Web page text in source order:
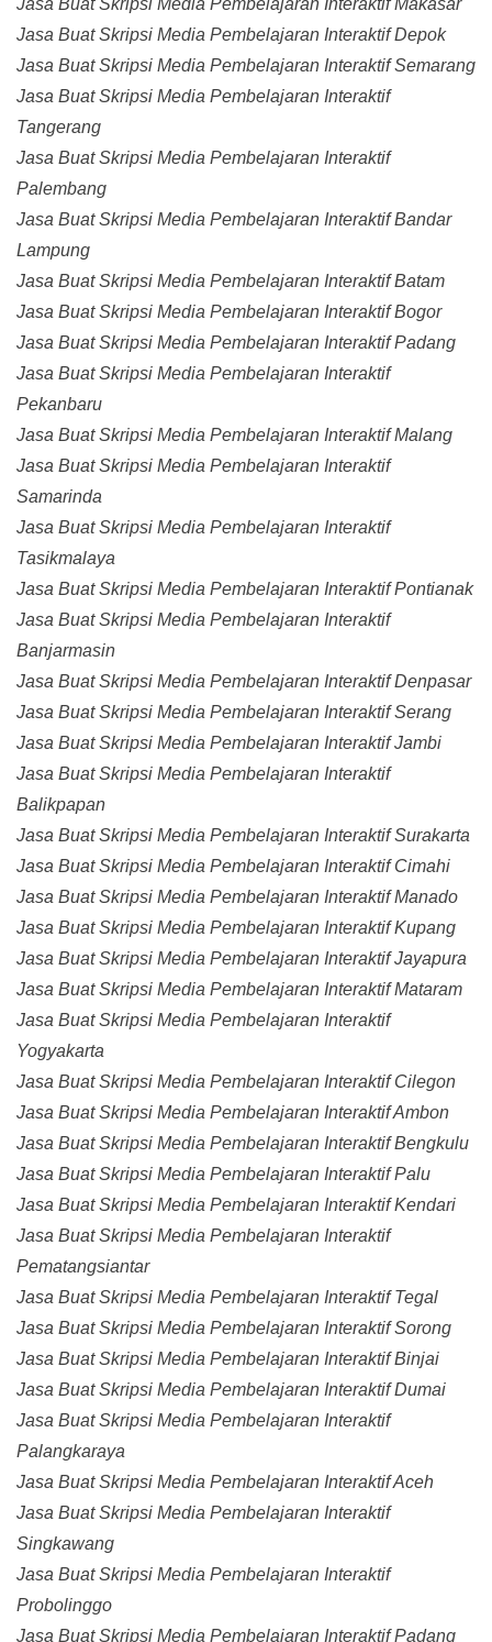
Jasa Buat Skripsi Media Pembelajaran Interaktif Makasar
Jasa Buat Skripsi Media Pembelajaran Interaktif Depok
Jasa Buat Skripsi Media Pembelajaran Interaktif Semarang
Jasa Buat Skripsi Media Pembelajaran Interaktif
Tangerang
Jasa Buat Skripsi Media Pembelajaran Interaktif
Palembang
Jasa Buat Skripsi Media Pembelajaran Interaktif Bandar
Lampung
Jasa Buat Skripsi Media Pembelajaran Interaktif Batam
Jasa Buat Skripsi Media Pembelajaran Interaktif Bogor
Jasa Buat Skripsi Media Pembelajaran Interaktif Padang
Jasa Buat Skripsi Media Pembelajaran Interaktif
Pekanbaru
Jasa Buat Skripsi Media Pembelajaran Interaktif Malang
Jasa Buat Skripsi Media Pembelajaran Interaktif
Samarinda
Jasa Buat Skripsi Media Pembelajaran Interaktif
Tasikmalaya
Jasa Buat Skripsi Media Pembelajaran Interaktif Pontianak
Jasa Buat Skripsi Media Pembelajaran Interaktif
Banjarmasin
Jasa Buat Skripsi Media Pembelajaran Interaktif Denpasar
Jasa Buat Skripsi Media Pembelajaran Interaktif Serang
Jasa Buat Skripsi Media Pembelajaran Interaktif Jambi
Jasa Buat Skripsi Media Pembelajaran Interaktif
Balikpapan
Jasa Buat Skripsi Media Pembelajaran Interaktif Surakarta
Jasa Buat Skripsi Media Pembelajaran Interaktif Cimahi
Jasa Buat Skripsi Media Pembelajaran Interaktif Manado
Jasa Buat Skripsi Media Pembelajaran Interaktif Kupang
Jasa Buat Skripsi Media Pembelajaran Interaktif Jayapura
Jasa Buat Skripsi Media Pembelajaran Interaktif Mataram
Jasa Buat Skripsi Media Pembelajaran Interaktif
Yogyakarta
Jasa Buat Skripsi Media Pembelajaran Interaktif Cilegon
Jasa Buat Skripsi Media Pembelajaran Interaktif Ambon
Jasa Buat Skripsi Media Pembelajaran Interaktif Bengkulu
Jasa Buat Skripsi Media Pembelajaran Interaktif Palu
Jasa Buat Skripsi Media Pembelajaran Interaktif Kendari
Jasa Buat Skripsi Media Pembelajaran Interaktif
Pematangsiantar
Jasa Buat Skripsi Media Pembelajaran Interaktif Tegal
Jasa Buat Skripsi Media Pembelajaran Interaktif Sorong
Jasa Buat Skripsi Media Pembelajaran Interaktif Binjai
Jasa Buat Skripsi Media Pembelajaran Interaktif Dumai
Jasa Buat Skripsi Media Pembelajaran Interaktif
Palangkaraya
Jasa Buat Skripsi Media Pembelajaran Interaktif Aceh
Jasa Buat Skripsi Media Pembelajaran Interaktif
Singkawang
Jasa Buat Skripsi Media Pembelajaran Interaktif
Probolinggo
Jasa Buat Skripsi Media Pembelajaran Interaktif Padang